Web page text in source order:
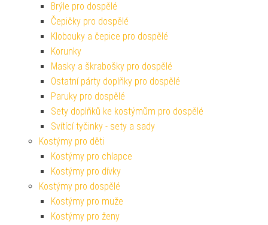
Brýle pro dospělé
Čepičky pro dospělé
Klobouky a čepice pro dospělé
Korunky
Masky a škrabošky pro dospělé
Ostatní párty doplňky pro dospělé
Paruky pro dospělé
Sety doplňků ke kostýmům pro dospělé
Svítící tyčinky - sety a sady
Kostýmy pro děti
Kostýmy pro chlapce
Kostýmy pro dívky
Kostýmy pro dospělé
Kostýmy pro muže
Kostýmy pro ženy